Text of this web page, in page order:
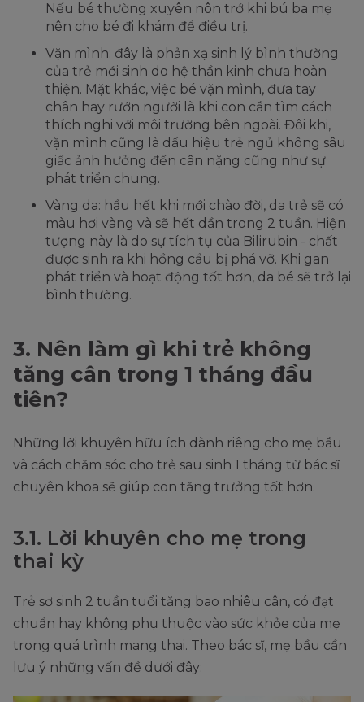
Nếu bé thường xuyên nôn trớ khi bú ba mẹ
nên cho bé đi khám để điều trị.
Vặn mình: đây là phản xạ sinh lý bình thường
của trẻ mới sinh do hệ thần kinh chưa hoàn
thiện. Mặt khác, việc bé vặn mình, đưa tay
chân hay rướn người là khi con cần tìm cách
thích nghi với môi trường bên ngoài. Đôi khi,
vặn mình cũng là dấu hiệu trẻ ngủ không sâu
giấc ảnh hưởng đến cân nặng cũng như sự
phát triển chung.
Vàng da: hầu hết khi mới chào đời, da trẻ sẽ có
màu hơi vàng và sẽ hết dần trong 2 tuần. Hiện
tượng này là do sự tích tụ của Bilirubin - chất
được sinh ra khi hồng cầu bị phá vỡ. Khi gan
phát triển và hoạt động tốt hơn, da bé sẽ trở lại
bình thường.
3. Nên làm gì khi trẻ không
tăng cân trong 1 tháng đầu
tiên?
Những lời khuyên hữu ích dành riêng cho mẹ bầu
và cách chăm sóc cho trẻ sau sinh 1 tháng từ bác sĩ
chuyên khoa sẽ giúp con tăng trưởng tốt hơn.
3.1. Lời khuyên cho mẹ trong
thai kỳ
Trẻ sơ sinh 2 tuần tuổi tăng bao nhiêu cân, có đạt
chuẩn hay không phụ thuộc vào sức khỏe của mẹ
trong quá trình mang thai. Theo bác sĩ, mẹ bầu cần
lưu ý những vấn đề dưới đây: